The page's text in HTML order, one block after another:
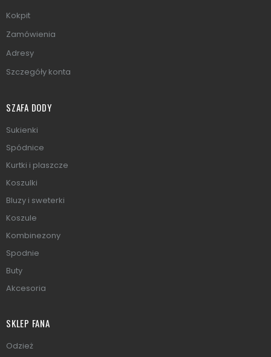
Kokpit
Zamówienia
Adresy
Szczegóły konta
SZAFA DODY
Sukienki
Spódnice
Kurtki i plaszcze
Koszulki
Bluzy i sweterki
Koszule
Kombinezony
Spodnie
Buty
Akcesoria
SKLEP FANA
Odzież